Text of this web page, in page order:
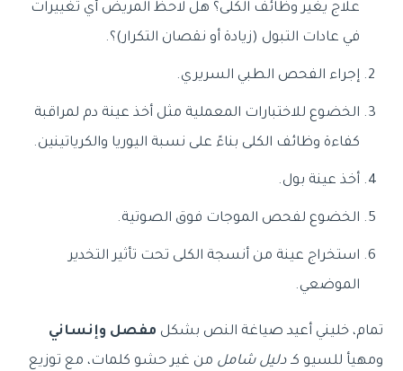
علاج يغير وظائف الكلى؟ هل لاحظ المريض أي تغييرات
في عادات التبول (زيادة أو نقصان التكرار)؟.
إجراء الفحص الطبي السريري.
الخضوع للاختبارات المعملية مثل أخذ عينة دم لمراقبة
كفاءة وظائف الكلى بناءً على نسبة اليوريا والكرياتينين.
أخذ عينة بول.
الخضوع لفحص الموجات فوق الصوتية.
استخراج عينة من أنسجة الكلى تحت تأثير التخدير
الموضعي.
تمام، خليني أعيد صياغة النص بشكل مفصل وإنساني
ومهيأ للسيو كـ دليل شامل من غير حشو كلمات، مع توزيع